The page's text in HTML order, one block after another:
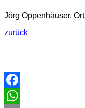
Jörg Oppenhäuser,
zurück
Facebook